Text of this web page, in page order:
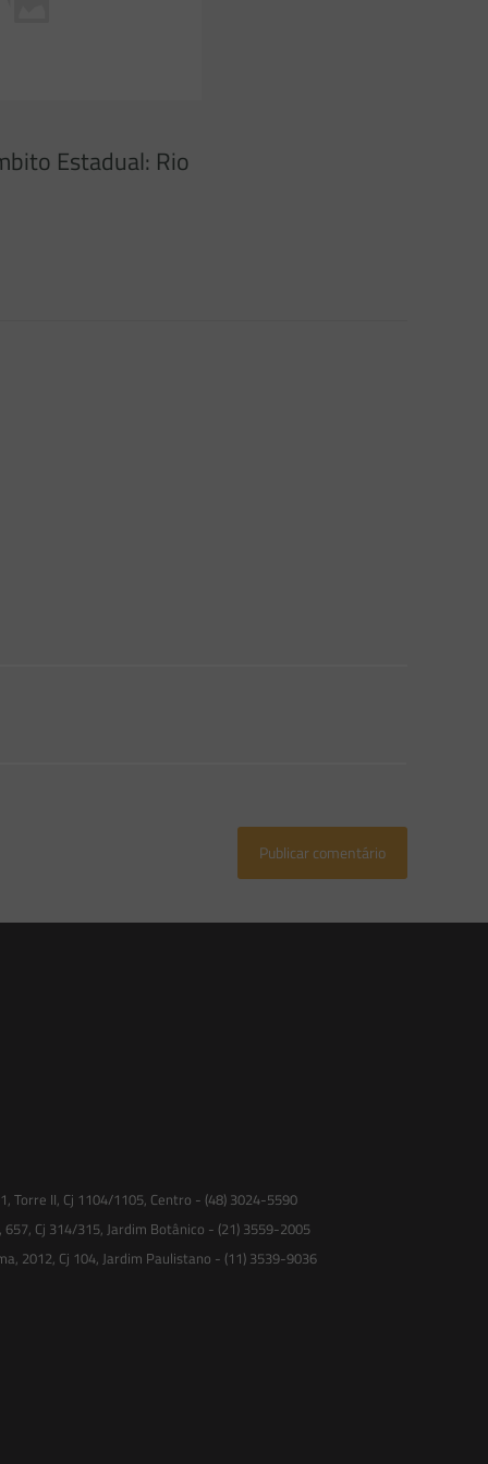
Estadual: Rio
Torre II, Cj 1104/1105, Centro - (48) 3024-5590
Cj 314/315, Jardim Botânico - (21) 3559-2005
2012, Cj 104, Jardim Paulistano - (11) 3539-9036